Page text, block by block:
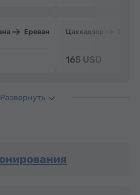
Ереван Цахкадзор
165 USD
Развернуть